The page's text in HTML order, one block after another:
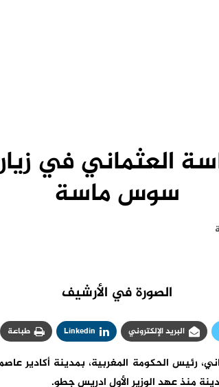
العثماني في
سوس ماسة
الصورة في الأرشيف
البريد الإلكتروني Linkedin طباعة
رئيس الحكومة المغربية، بمدينة أكادير
منذ عهد الوزير الأول ادريس جطو.